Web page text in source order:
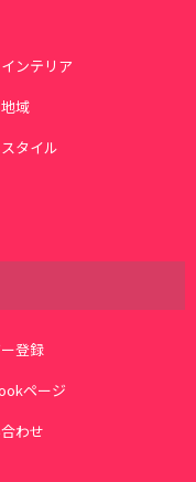
ンテリア
域
タイル
登録
ページ
わせ